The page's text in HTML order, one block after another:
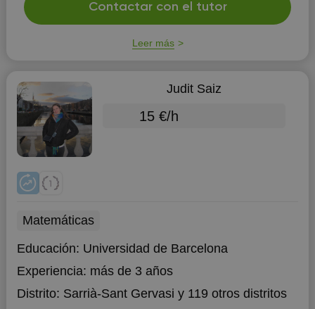
Contactar con el tutor
Leer más
Judit Saiz
15 €/h
Matemáticas
Educación: Universidad de Barcelona
Experiencia: más de 3 años
Distrito: Sarrià-Sant Gervasi y 119 otros distritos